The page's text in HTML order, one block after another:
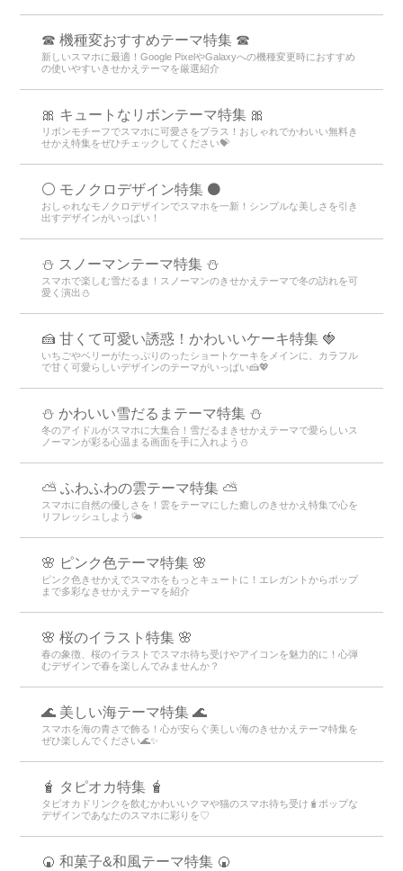
☎ 機種変おすすめテーマ特集 ☎
新しいスマホに最適！Google PixelやGalaxyへの機種変更時におすすめ
の使いやすいきせかえテーマを厳選紹介
🎀 キュートなリボンテーマ特集 🎀
リボンモチーフでスマホに可愛さをプラス！おしゃれでかわいい無料き
せかえ特集をぜひチェックしてください💝
⚪️ モノクロデザイン特集 ⚫️
おしゃれなモノクロデザインでスマホを一新！シンプルな美しさを引き
出すデザインがいっぱい！
⛄ スノーマンテーマ特集 ⛄
スマホで楽しむ雪だるま！スノーマンのきせかえテーマで冬の訪れを可
愛く演出⛄
🍰 甘くて可愛い誘惑！かわいいケーキ特集 🍓
いちごやベリーがたっぷりのったショートケーキをメインに、カラフル
で甘く可愛らしいデザインのテーマがいっぱい🍰💖
⛄️ かわいい雪だるまテーマ特集️ ⛄️
冬のアイドルがスマホに大集合！雪だるまきせかえテーマで愛らしいス
ノーマンが彩る心温まる画面を手に入れよう️⛄️
⛅ ふわふわの雲テーマ特集 ⛅
スマホに自然の優しさを！雲をテーマにした癒しのきせかえ特集で心を
リフレッシュしよう🌤️
🌸 ピンク色テーマ特集 🌸
ピンク色きせかえでスマホをもっとキュートに！エレガントからポップ
まで多彩なきせかえテーマを紹介
🌸 桜のイラスト特集 🌸
春の象徴、桜のイラストでスマホ待ち受けやアイコンを魅力的に！心弾
むデザインで春を楽しんでみませんか？
🌊 美しい海テーマ特集 🌊
スマホを海の青さで飾る！心が安らぐ美しい海のきせかえテーマ特集を
ぜひ楽しんでください🌊✨
🧋 タピオカ特集 🧋
タピオカドリンクを飲むかわいいクマや猫のスマホ待ち受け🧋ポップな
デザインであなたのスマホに彩りを♡
🍘 和菓子&和風テーマ特集 🍘